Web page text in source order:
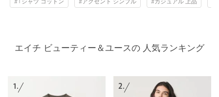
#Tシャツ コットン #アクセント シンプル #カジュアル 上品
エイチ ビューティー＆ユースの 人気ランキング
1. 2.